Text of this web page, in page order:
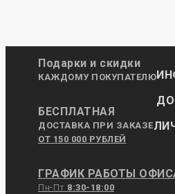
Подарки и скидки
КАЖДОМУ ПОКУПАТЕЛЮ
БЕСПЛАТНАЯ
ДОСТАВКА ПРИ ЗАКАЗЕ
ОТ 150 000 РУБЛЕЙ
ГРАФИК РАБОТЫ
Пн-Пт 8:30-18:00